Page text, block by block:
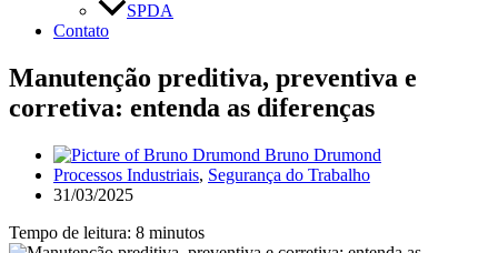
SPDA
Contato
Manutenção preditiva, preventiva e
corretiva: entenda as diferenças
Bruno Drumond
Processos Industriais, Segurança do Trabalho
31/03/2025
Tempo de leitura: 8 minutos